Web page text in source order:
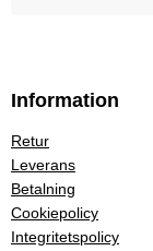
Information
Retur
Leverans
Betalning
Cookiepolicy
Integritetspolicy